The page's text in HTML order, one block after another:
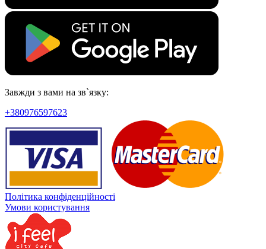
Завжди з вами на зв`язку:
+380976597623
Політика конфіденційності
Умови користування